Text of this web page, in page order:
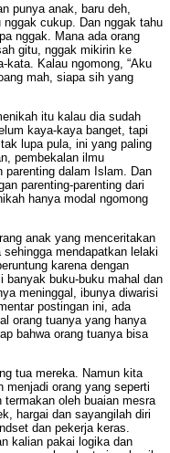
punya anak, baru deh,
cukup. Dan nggak tahu
nggak. Mana ada orang
gitu, nggak mikirin ke
kata. Kalau ngomong, “Aku
mah, siapa sih yang
itu kalau dia sudah
kaya-kaya banget, tapi
lupa pula, ini yang paling
pembekalan ilmu
parenting dalam Islam. Dan
parenting-parenting dari
hanya modal ngomong
anak yang menceritakan
mendapatkan lelaki
karena dengan
banyak buku-buku mahal dan
meninggal, ibunya diwarisi
postingan ini, ada
orang tuanya yang hanya
bahwa orang tuanya bisa
tua mereka. Namun kita
menjadi orang yang seperti
oleh buaian mesra
hargai dan sayangilah diri
dan pekerja keras.
kalian pakai logika dan